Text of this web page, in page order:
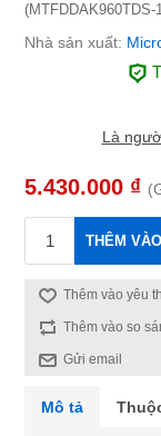
Nhà sản xuất:
Là
5.430.000 ₫
THÊM
Thêm vào yêu
Thêm vào so
Gửi email
Mô tả